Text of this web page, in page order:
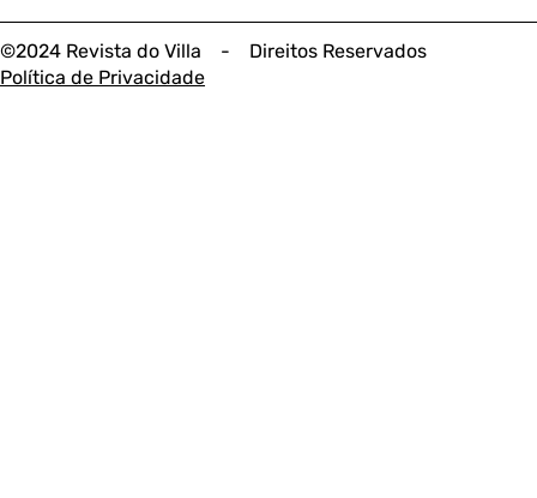
©2024 Revista do Villa - Direitos Reservados
Política de Privacidade